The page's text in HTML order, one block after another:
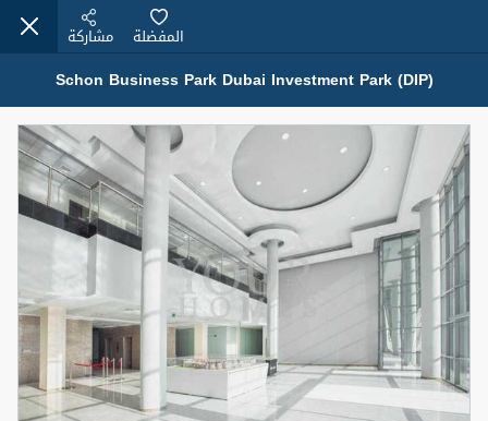
عقارات للبيع (12441)
1.5 BHK 48 Parkside
شقة
للبيع 1,350,000 درهم
4
حمام
2
المنطقة (متر
مربع)
75.43
المعروض
مفروش/ة جزئيا جاهز
Schon Business Park Dubai Investment Park (DIP)
المفضلة مشاركة